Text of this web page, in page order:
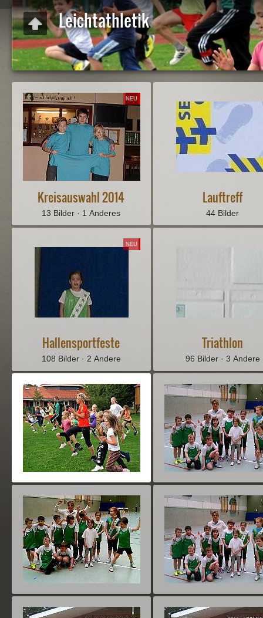
Leichtathletik
NEU
Kreisauswahl 2014
13 Bilder · 1 Anderes
Lauftreff
44 Bilder
NEU
Hallensportfeste
108 Bilder · 2 Andere
Triathlon
96 Bilder · 3 Andere